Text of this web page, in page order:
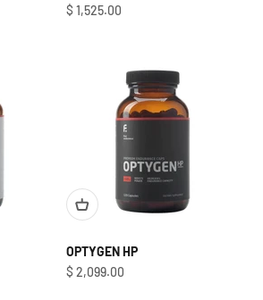
Precio de oferta
$ 1,525.00
OPTYGEN HP
Precio de oferta
$ 2,099.00